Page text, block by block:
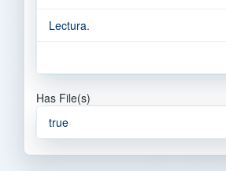
Lectura.
Has File(s)
true